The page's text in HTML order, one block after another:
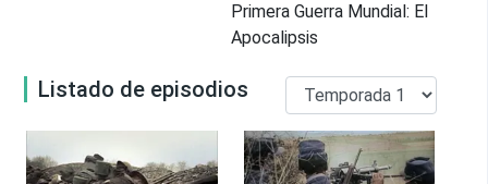
Primera Guerra Mundial: El
Apocalipsis
Listado de episodios